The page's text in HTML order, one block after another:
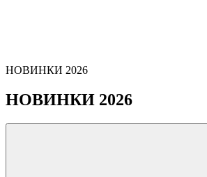
НОВИНКИ 2026
НОВИНКИ 2026